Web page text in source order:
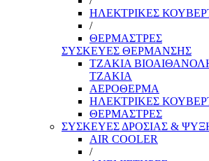
ΗΛΕΚΤΡΙΚΕΣ
/
ΘΕΡΜΑΣΤΡΕΣ
ΣΥΣΚΕΥΕΣ ΘΕΡΜΑΝΣΗΣ
ΤΖΑΚΙΑ
ΤΖΑΚΙΑ
ΑΕΡΟΘΕΡΜΑ
ΗΛΕΚΤΡΙΚΕΣ
ΘΕΡΜΑΣΤΡΕΣ
ΣΥΣΚΕΥΕΣ ΔΡΟΣΙΑΣ &
AIR COOLER
/